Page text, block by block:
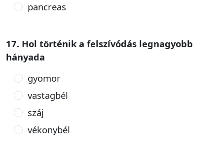
pancreas
17. Hol történik a felszívódás legnagyobb
hányada
gyomor
vastagbél
száj
vékonybél